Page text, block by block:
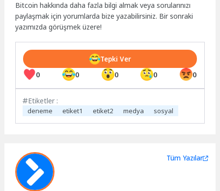
Bitcoin hakkında daha fazla bilgi almak veya sorularınızı
paylaşmak için yorumlarda bize yazabilirsiniz. Bir sonraki
yazımızda görüşmek üzere!
0 0 0 0 0
Tepki Ver
Etiketler :
deneme etiket1 etiket2 medya sosyal
Tüm Yazılar